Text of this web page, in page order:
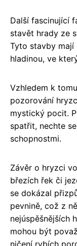
Další fascinující
stavět hrady ze
Tyto stavby
hladinou, ve
Vzhledem k
pozorování
mystický pocit.
spatřit, nechte
schopnostmi.
Závěr o hryzci
březích řek či
se dokázal
pevnině, což z
nejúspěšnějších
mohou být
ničení rybích